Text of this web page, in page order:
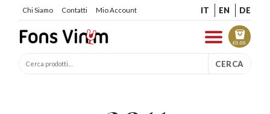
Chi Siamo Contatti Mio Account IT EN DE
€0.00
CERCA